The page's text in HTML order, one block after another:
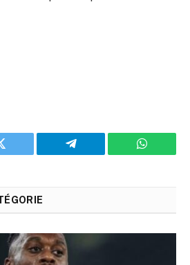
Telegram